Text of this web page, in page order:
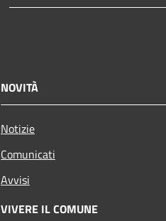
NOVITÀ
Notizie
Comunicati
Avvisi
VIVERE IL COMUNE